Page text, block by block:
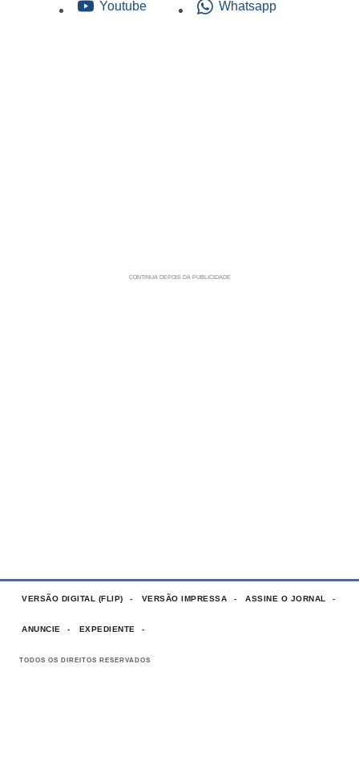
Youtube
Whatsapp
VERSÃO DIGITAL (FLIP) VERSÃO IMPRESSA ASSINE O JORNAL
ANUNCIE EXPEDIENTE
TODOS OS DIREITOS RESERVADOS